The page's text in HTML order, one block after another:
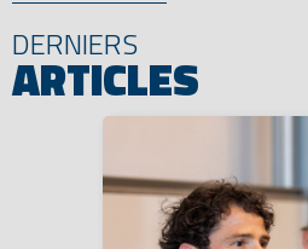
DERNIERS
ARTICLES